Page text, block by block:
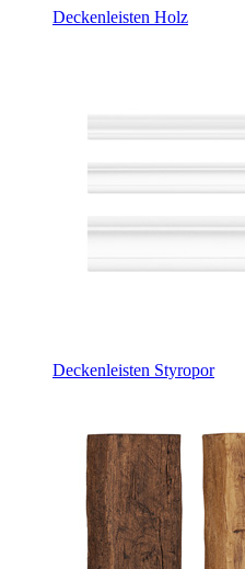
Deckenleisten Holz
Deckenleisten Styropor